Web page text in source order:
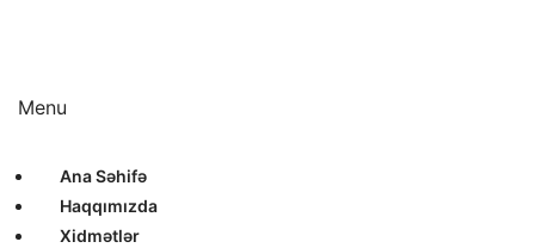
Menu
Ana Səhifə
Haqqımızda
Xidmətlər